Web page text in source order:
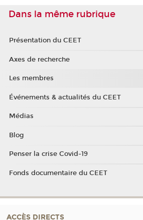
Dans la même rubrique
Présentation du CEET
Axes de recherche
Les membres
Événements & actualités du CEET
Médias
Blog
Penser la crise Covid-19
Fonds documentaire du CEET
ACCÈS DIRECTS